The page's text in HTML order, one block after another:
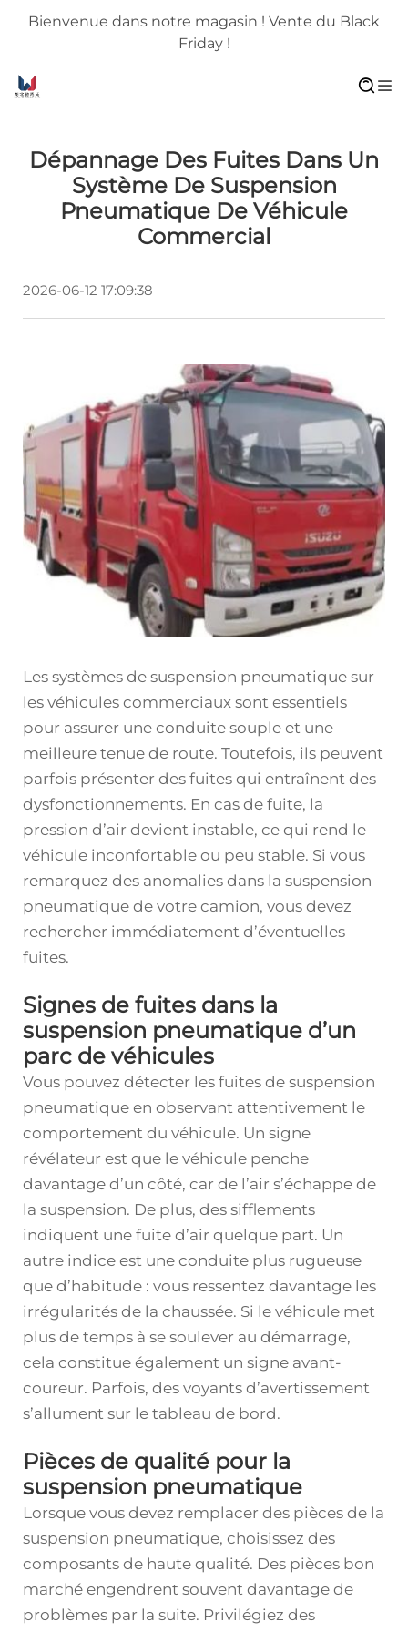
Bienvenue dans notre magasin ! Vente du Black
Friday !
Dépannage Des Fuites Dans Un
Système De Suspension
Pneumatique De Véhicule
Commercial
2026-06-12 17:09:38
Les systèmes de suspension pneumatique sur
les véhicules commerciaux sont essentiels
pour assurer une conduite souple et une
meilleure tenue de route. Toutefois, ils peuvent
parfois présenter des fuites qui entraînent des
dysfonctionnements. En cas de fuite, la
pression d’air devient instable, ce qui rend le
véhicule inconfortable ou peu stable. Si vous
remarquez des anomalies dans la suspension
pneumatique de votre camion, vous devez
rechercher immédiatement d’éventuelles
fuites.
Signes de fuites dans la
suspension pneumatique d’un
parc de véhicules
Vous pouvez détecter les fuites de suspension
pneumatique en observant attentivement le
comportement du véhicule. Un signe
révélateur est que le véhicule penche
davantage d’un côté, car de l’air s’échappe de
la suspension. De plus, des sifflements
indiquent une fuite d’air quelque part. Un
autre indice est une conduite plus rugueuse
que d’habitude : vous ressentez davantage les
irrégularités de la chaussée. Si le véhicule met
plus de temps à se soulever au démarrage,
cela constitue également un signe avant-
coureur. Parfois, des voyants d’avertissement
s’allument sur le tableau de bord.
Pièces de qualité pour la
suspension pneumatique
Lorsque vous devez remplacer des pièces de la
suspension pneumatique, choisissez des
composants de haute qualité. Des pièces bon
marché engendrent souvent davantage de
problèmes par la suite. Privilégiez des